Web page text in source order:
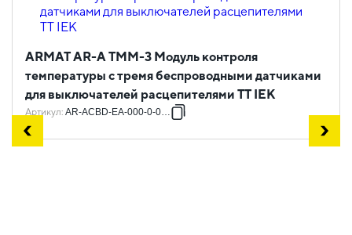
ARMAT AR-A TMM-3 Модуль контроля
температуры с тремя беспроводными датчиками
для выключателей расцепителями TT IEK
Артикул: AR-ACBD-EA-000-0-08-C